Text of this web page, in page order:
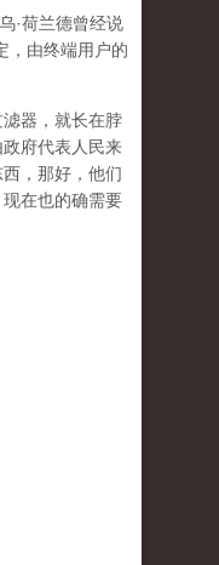
·荷兰德曾经说
，由终端用户的
器，就长在脖
府代表人民来
，那好，他们
在也的确需要